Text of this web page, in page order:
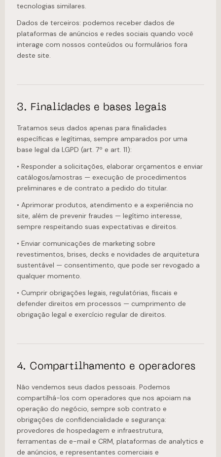
tecnologias similares.
Dados de terceiros: podemos receber dados de
plataformas de anúncios e redes sociais quando você
interage com nossos conteúdos ou formulários fora
deste site.
3. Finalidades e bases legais
Tratamos seus dados apenas para finalidades
específicas e legítimas, sempre amparados por uma
base legal da LGPD (art. 7º e art. 11):
• Responder a solicitações, elaborar orçamentos e enviar
catálogos/amostras — execução de procedimentos
preliminares e de contrato a pedido do titular.
• Aprimorar produtos, atendimento e a experiência no
site, além de prevenir fraudes — legítimo interesse,
sempre respeitando suas expectativas e direitos.
• Enviar comunicações de marketing sobre
revestimentos, brises, decks e novidades de arquitetura
sustentável — consentimento, que pode ser revogado a
qualquer momento.
• Cumprir obrigações legais, regulatórias, fiscais e
defender direitos em processos — cumprimento de
obrigação legal e exercício regular de direitos.
4. Compartilhamento e operadores
Não vendemos seus dados pessoais. Podemos
compartilhá-los com operadores que nos apoiam na
operação do negócio, sempre sob contrato e
obrigações de confidencialidade e segurança:
provedores de hospedagem e infraestrutura,
ferramentas de e-mail e CRM, plataformas de analytics e
de anúncios, e representantes comerciais e